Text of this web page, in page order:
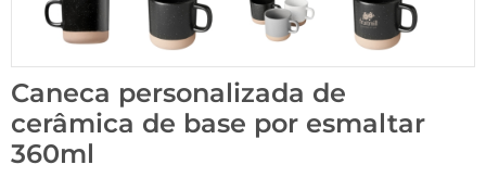
Caneca personalizada de
cerâmica de base por esmaltar
360ml